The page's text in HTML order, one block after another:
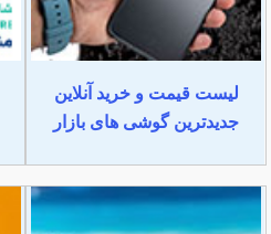
لیست قیمت و خرید آنلاین
جدیدترین گوشی های بازار